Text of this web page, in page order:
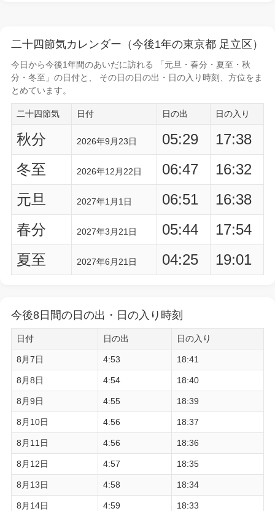
二十四節気カレンダー（今後1年の東京都 足立区）
今日から今後1年間のあいだに訪れる 「元旦・春分・夏至・秋
分・冬至」の日付と、 その日の日の出・日の入り時刻
、方位をま
とめています。
二十四節気 日付 日の出 日の入り
秋分 2026年9月23日 05:29
17:38
冬至
2026年12月22日 06:47
16:32
元旦
2027年1月1日 06:51
16:38
春分
2027年3月21日 05:44
17:54
夏至
2027年6月21日 04:25 19:01
今後8日間の日の出・日の入り時刻
日付 日の出 日の入り
8月7日 4:53 18:41
8月8日 4:54 18:40
8月9日 4:55 18:39
8月10日 4:56 18:37
8月11日 4:56 18:36
8月12日 4:57 18:35
8月13日 4:58 18:34
8月14日 4:59 18:33